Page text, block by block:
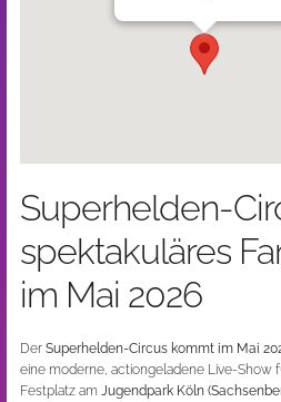
Superhelden-
spektakuläres
im Mai 2026
DerSuperhelden-Circus kommt im Mai
eine moderne, actiongeladene Live-Show
Festplatz am Jugendpark Köln